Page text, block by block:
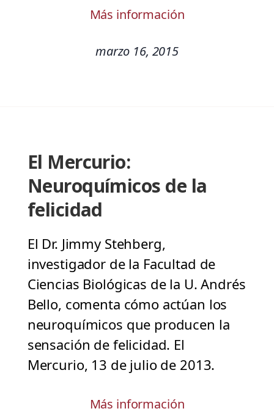
Más información
marzo 16, 2015
El Mercurio:
Neuroquímicos de la
felicidad
El Dr. Jimmy Stehberg,
investigador de la Facultad de
Ciencias Biológicas de la U. Andrés
Bello, comenta cómo actúan los
neuroquímicos que producen la
sensación de felicidad. El
Mercurio, 13 de julio de 2013.
Más información